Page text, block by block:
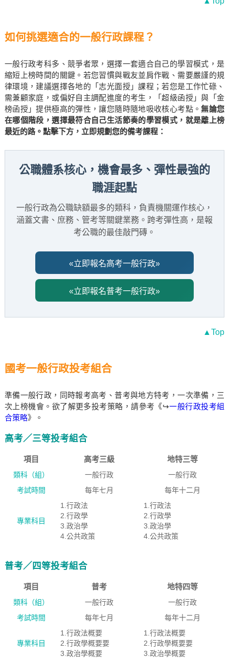
如何挑選適合的一般行政課程？
一般行政考科多、競爭者眾，選擇一套適合自己的學習模式，是
縮短上榜時間的關鍵。若您習慣與戰友並肩作戰、需要嚴謹的規
律環境，建議選擇各地的「志光面授」課程；若您是工作忙碌、
需兼顧家庭，或偏好自主調配進度的考生，「超級函授」與「金
榜函授」提供極高的彈性，讓您隨時隨地吸收核心考點。無論您
在哪個階段，選擇最符合自己生活節奏的學習模式，就是離上榜
最近的路。點擊下方，立即規劃您的備考課程：
公職體系核心，機會最多、彈性最強的
職涯起點
一般行政為公職缺額最多的類科，負責機關運作核心，
涵蓋文書、庶務、管考等關鍵業務。跨考彈性高，是報
考公職的最佳敲門磚。
«立即報名高考一般行政»
«立即報名普考一般行政»
▲Top
國考一般行政投考組合
準備一般行政，同時報考高考、普考與地方特考，一次準備，三
次上榜機會。欲了解更多投考策略，請參考《↪一般行政投考組
合策略》。
高考／三等投考組合
項目 高考三級 地特三等
類科（組） 一般行政
一般行政
考試時間
每年七月 每年十二月
專業科目
1.行政法
2.行政學
3.政治學
4.公共政策
1.行政法
2.行政學
3.政治學
4.公共政策
普考／四等投考組合
項目 普考 地特四等
類科（組） 一般行政
一般行政
考試時間
每年七月 每年十二月
專業科目
1.行政法概要
2.行政學概要要
3.政治學概要
1.行政法概要
2.行政學概要要
3.政治學概要